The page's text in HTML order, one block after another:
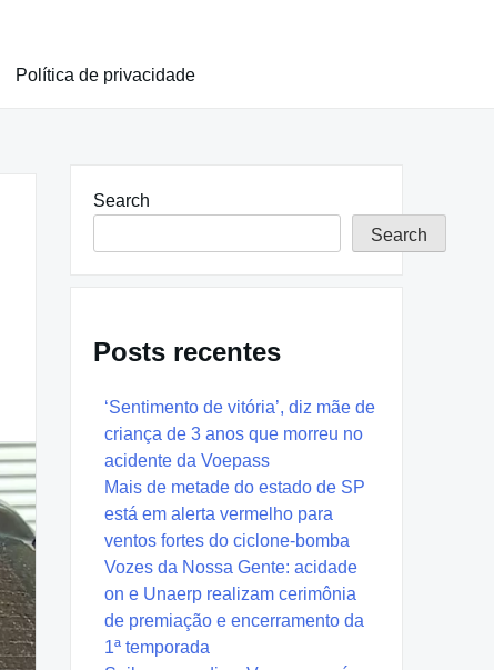
Política de privacidade
Search
Search
Posts recentes
‘Sentimento de vitória’, diz mãe de
criança de 3 anos que morreu no
acidente da Voepass
Mais de metade do estado de SP
está em alerta vermelho para
ventos fortes do ciclone-bomba
Vozes da Nossa Gente: acidade
on e Unaerp realizam cerimônia
de premiação e encerramento da
1ª temporada